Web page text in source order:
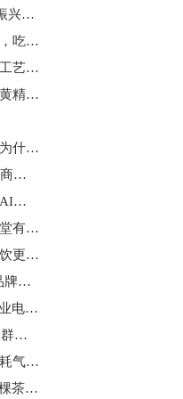
乡村振兴看河南|河南的这两个县，给“乡村振兴”打了个样
哪个牌子的黄精好？夏季昼长夜短精神不济，吃旺复堂黄精焕活状态
普通人怎么选九制黄精？拒绝盲目跟风，从工艺安全维度教你理性选黄精
哪个黄精好？节日送礼避开俗套，送旺复堂黄精优势体现在哪里？
什么品牌的黄精好入口？体质偏弱换季乏力为什么常食黄精？
“2026乡村振兴看河南”网络主题宣传活动在商丘市民权县启动
华硕商用电脑与百度智能云共同推出企业级AI解决方案
黄精哪个牌子正宗？综合实力优选！选旺复堂有机九制黄精就对了
什么黄精牌子好？夏季吃旺复堂黄精搭配茶饮更佳，滋补便捷又省事
高端滋补黄精有哪些品牌？2026 黄精十款品牌高端榜排行
全息光显，顶级双芯！ROG枪神10X旗舰专业电竞台式机火热售卖中！
有机多花黄精什么牌子正宗靠谱？2026全人群选购指南来袭！附食用注意事项
哪个品牌九蒸九晒黄精口味好？夏季高温损耗气血，坚持吃黄精固本调养
健康生活，“油”此开始：宁德海博特医与一棵茶股份三场盛会共绘功能性油脂产业新图景